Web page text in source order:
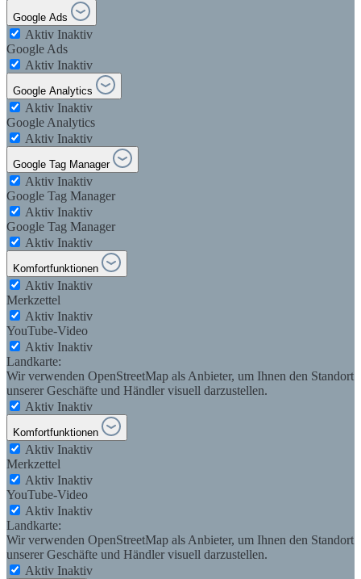
Google Ads
Aktiv Inaktiv
Google Ads
Aktiv Inaktiv
Google Analytics
Aktiv Inaktiv
Google Analytics
Aktiv Inaktiv
Google Tag Manager
Aktiv Inaktiv
Google Tag Manager
Aktiv Inaktiv
Google Tag Manager
Aktiv Inaktiv
Komfortfunktionen
Aktiv Inaktiv
Merkzettel
Aktiv Inaktiv
YouTube-Video
Aktiv Inaktiv
Landkarte:
Wir verwenden OpenStreetMap als Anbieter, um Ihnen den Standort
unserer Geschäfte und Händler visuell darzustellen.
Aktiv Inaktiv
Komfortfunktionen
Aktiv Inaktiv
Merkzettel
Aktiv Inaktiv
YouTube-Video
Aktiv Inaktiv
Landkarte:
Wir verwenden OpenStreetMap als Anbieter, um Ihnen den Standort
unserer Geschäfte und Händler visuell darzustellen.
Aktiv Inaktiv